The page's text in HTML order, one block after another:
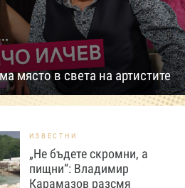
място в света на артистите
ИЗВЕСТНИ
„Не бъдете скромни, а
пищни“: Владимир
Карамазов разсмя